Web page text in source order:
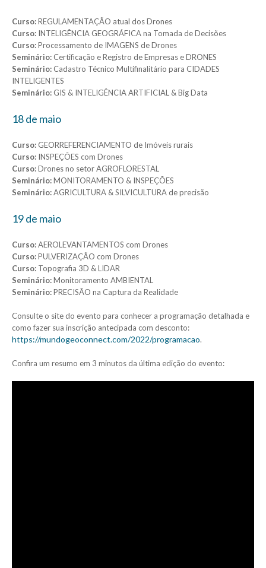
Curso:REGULAMENTAÇÃO atual dos Drones
Curso: INTELIGÊNCIA GEOGRÁFICA na Tomada de Decisões
Curso:Processamento de IMAGENS de Drones
Seminário:Certificação e Registro de Empresas e DRONES
Seminário:Cadastro Técnico Multifinalitário para CIDADES
INTELIGENTES
Seminário: GIS & INTELIGÊNCIA ARTIFICIAL & Big Data
18 de maio
Curso: GEORREFERENCIAMENTO de Imóveis rurais
Curso: INSPEÇÕES com Drones
Curso:Drones no setor AGROFLORESTAL
Seminário:MONITORAMENTO & INSPEÇÕES
Seminário:AGRICULTURA & SILVICULTURA de precisão
19 de maio
Curso:AEROLEVANTAMENTOS com Drones
Curso:PULVERIZAÇÃO com Drones
Curso: Topografia 3D & LIDAR
Seminário:Monitoramento AMBIENTAL
Seminário:PRECISÃO na Captura da Realidade
Consulte o site do evento para conhecer a programação detalhada e
como fazer sua inscrição antecipada com desconto:
https://mundogeoconnect.com/2022/programacao.
Confira um resumo em 3 minutos da última edição do evento: